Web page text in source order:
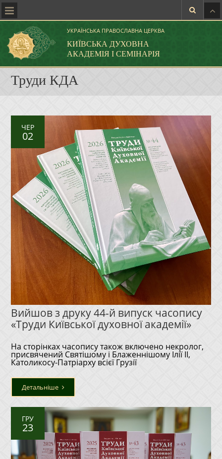
УКРАЇНСЬКА ПРАВОСЛАВНА ЦЕРКВА
КИЇВСЬКА ДУХОВНА
АКАДЕМІЯ І СЕМІНАРІЯ
Труди КДА
ЧЕР
02
Вийшов з друку 44-й випуск часопису
«Труди Київської духовної академії»
На сторінках часопису також включено некролог,
присвячений Святішому і Блаженнішому Ілії II,
Католикосу-Патріарху всієї Грузії
Детальніше
ГРУ
23